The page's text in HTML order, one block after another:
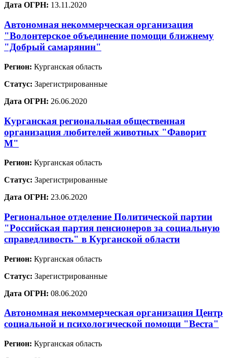
Дата ОГРН: 13.11.2020
Автономная некоммерческая организация
"Волонтерское объединение помощи ближнему
"Добрый самарянин"
Регион: Курганская область
Статус: Зарегистрированные
Дата ОГРН: 26.06.2020
Курганская региональная общественная
организация любителей животных "Фаворит
М"
Регион: Курганская область
Статус: Зарегистрированные
Дата ОГРН: 23.06.2020
Региональное отделение Политической партии
"Российская партия пенсионеров за социальную
справедливость" в Курганской области
Регион: Курганская область
Статус: Зарегистрированные
Дата ОГРН: 08.06.2020
Автономная некоммерческая организация Центр
социальной и психологической помощи "Веста"
Регион: Курганская область